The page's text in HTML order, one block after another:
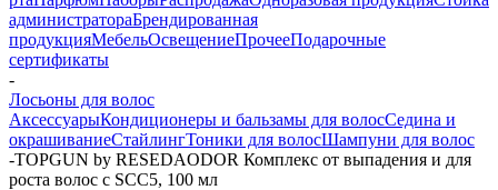
администратораБрендированная
продукцияМебельОсвещениеПрочееПодарочные
сертификаты
-
Лосьоны для волос
АксессуарыКондиционеры и бальзамы для волосСедина и
окрашиваниеСтайлингТоники для волосШампуни для волос
-TOPGUN by RESEDAODOR Комплекс от выпадения и для
роста волос с SCC5, 100 мл